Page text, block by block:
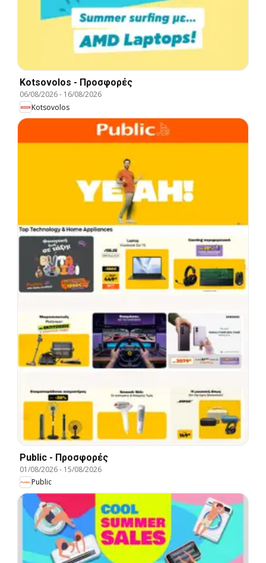
Kotsovolos - Προσφορές
06/08/2026- 16/08/2026
Kotsovolos
Public - Προσφορές
01/08/2026- 15/08/2026
Public